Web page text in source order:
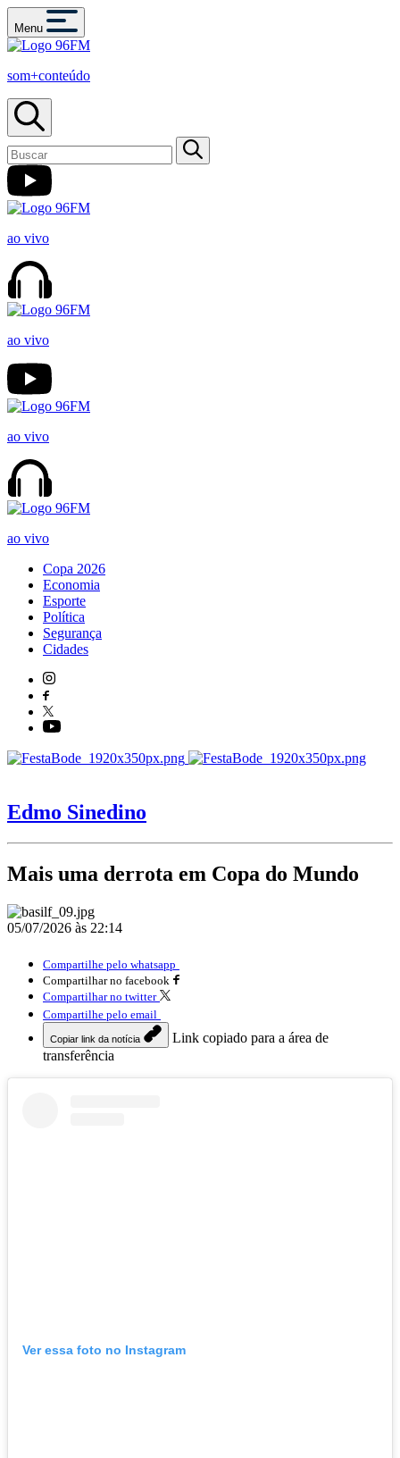
Menu
som+conteúdo
ao vivo
ao vivo
ao vivo
ao vivo
Copa 2026
Economia
Esporte
Política
Segurança
Cidades
Edmo Sinedino
Mais uma derrota em Copa do Mundo
05/07/2026 às 22:14
Compartilhe pelo whatsapp
Compartilhar no facebook
Compartilhar no twitter
Compartilhe pelo email
Copiar link da notícia
Link copiado para a área de
transferência
Ver essa foto no Instagram